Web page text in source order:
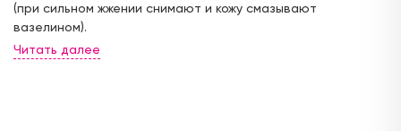
Отсутствует
ул. Мира, д.7 (ост. ул.Советская)
(при сильном жжении снимают и кожу смазывают
вазелином).